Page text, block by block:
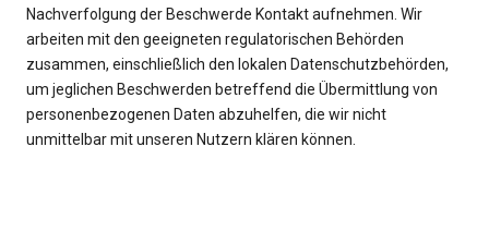
Nachverfolgung der Beschwerde Kontakt aufnehmen. Wir
arbeiten mit den geeigneten regulatorischen Behörden
zusammen, einschließlich den lokalen Datenschutzbehörden,
um jeglichen Beschwerden betreffend die Übermittlung von
personenbezogenen Daten abzuhelfen, die wir nicht
unmittelbar mit unseren Nutzern klären können.